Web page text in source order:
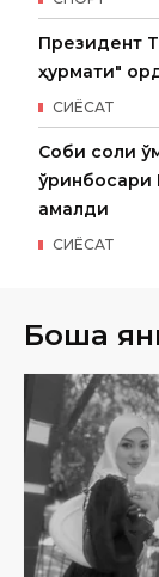
Президент
ҳурмати"
СИËСАТ
Собиқ солиқ
ўринбосари
қамалди
СИËСАТ
Бошқа